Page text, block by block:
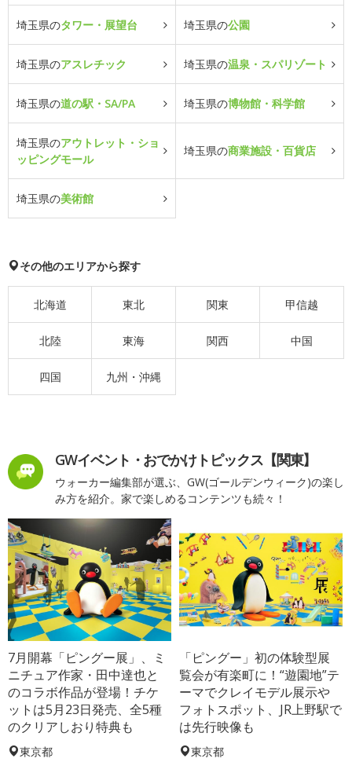
埼玉県のタワー・展望台 埼玉県の公園
埼玉県のアスレチック 埼玉県の温泉・スパリゾート
埼玉県の道の駅・SA/PA 埼玉県の博物館・科学館
埼玉県のアウトレット・ショ
ッピングモール
埼玉県の商業施設・百貨店
埼玉県の美術館
その他のエリアから探す
北海道 東北 関東 甲信越
北陸 東海 関西 中国
四国 九州・沖縄
GWイベント・おでかけトピックス【関東】
ウォーカー編集部が選ぶ、GW(ゴールデンウィーク)の楽し
み方を紹介。家で楽しめるコンテンツも続々！
7月開幕「ピングー展」、ミ
ニチュア作家・田中達也と
のコラボ作品が登場！チケ
ットは5月23日発売、全5種
のクリアしおり特典も
東京都
「ピングー」初の体験型展
覧会が有楽町に！“遊園地”テ
ーマでクレイモデル展示や
フォトスポット、JR上野駅で
は先行映像も
東京都